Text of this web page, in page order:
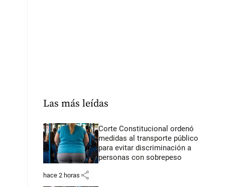
Las más leídas
Corte Constitucional ordenó
medidas al transporte público
para evitar discriminación a
personas con sobrepeso
hace 2 horas share